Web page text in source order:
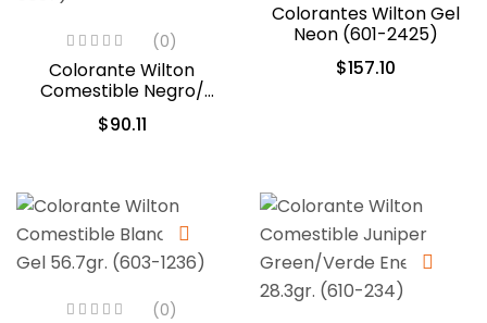
(0)
Colorante Wilton
Comestible Negro/
Black 28.3gr. (04-0-
0037)
$90.11
Colorantes Wilton Gel
Neon (601-2425)
$157.10
(0)